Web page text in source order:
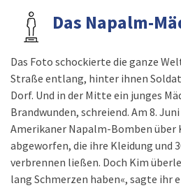
Das Napalm-
Das Foto schockierte die ganze
Straße entlang, hinter ihnen
Dorf. Und in der Mitte ein junges
Brandwunden, schreiend. Am 8.
Amerikaner Napalm-Bomben über
abgeworfen, die ihre Kleidung und
verbrennen ließen. Doch Kim
lang Schmerzen haben«, sagte ihr